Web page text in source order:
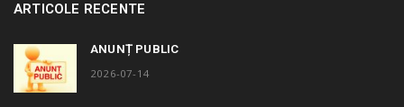
ARTICOLE RECENTE
ANUNȚ PUBLIC
2026-07-14